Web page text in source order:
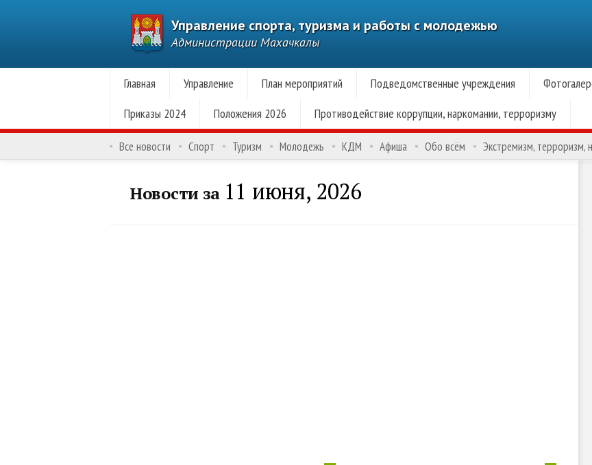
Управление спорта, туризма и работы с молодежью
Администрации Махачкалы
Главная Управление План мероприятий Подведомственные учреждения
Приказы 2024
Положения 2026 Противодействие коррупции, наркомании, терроризму
Все новости Спорт Туризм Молодежь КДМ Афиша Обо всём Экстремизм, терроризм,
Новости за 11 июня, 2026